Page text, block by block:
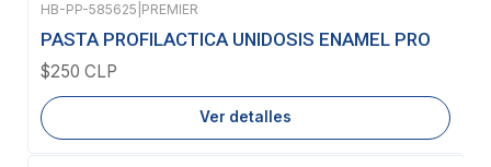
Agotado
HB-PP-585625 PREMIER
PASTA PROFILACTICA UNIDOSIS ENAMEL PRO
$250 CLP
Ver detalles